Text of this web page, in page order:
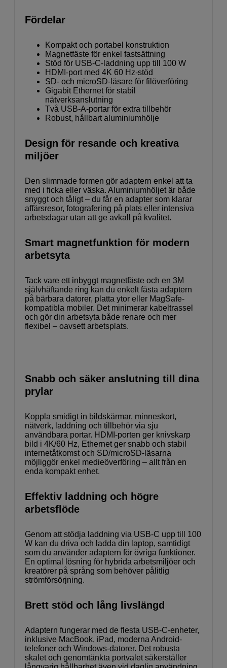
Fördelar
Kompakt och portabel konstruktion
Magnetfäste för enkel fastsättning
Stöd för USB-C-laddning upp till 100 W
HDMI-port med 4K 60 Hz-stöd
SD- och microSD-läsare för filöverföring
Gigabit Ethernet för stabil
nätverksanslutning
Två USB-A-portar för extra tillbehör
Robust, hållbart aluminiumhölje
Design för resande och kreativa
miljöer
Den slimmade formen gör adaptern enkel att ta
med i ficka eller väska. Aluminiumhöljet är både
snyggt och tåligt – du får en adapter som klarar
affärsresor, fotografering på plats eller intensiva
arbetsdagar utan att ge avkall på kvalitet.
Smart magnetfunktion för modern
arbetsyta
Tack vare ett inbyggt magnetfäste och en 3M
självhäftande ring kan du enkelt fästa adaptern
på bärbara datorer, platta ytor eller MagSafe-
kompatibla mobiler. Det minimerar kabeltrassel
och gör din arbetsyta både renare och mer
flexibel – oavsett arbetsplats.
Snabb och säker anslutning till dina
prylar
Koppla smidigt in bildskärmar, minneskort,
nätverk, laddning och tillbehör via sju
användbara portar. HDMI-porten ger knivskarp
bild i 4K/60 Hz, Ethernet ger snabb och stabil
internetåtkomst och SD/microSD-läsarna
möjliggör enkel medieöverföring – allt från en
enda kompakt enhet.
Effektiv laddning och högre
arbetsflöde
Genom att stödja laddning via USB-C upp till 100
W kan du driva och ladda din laptop, samtidigt
som du använder adaptern för övriga funktioner.
En optimal lösning för hybrida arbetsmiljöer och
kreatörer på språng som behöver pålitlig
strömförsörjning.
Brett stöd och lång livslängd
Adaptern fungerar med de flesta USB-C-enheter,
inklusive MacBook, iPad, moderna Android-
telefoner och Windows-datorer. Det robusta
skalet och genomtänkta portvalet säkerställer